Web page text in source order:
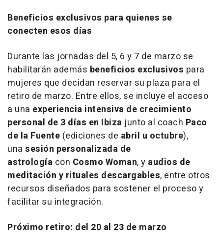
Beneficios exclusivos para quienes se
conecten esos días
Durante las jornadas del 5, 6 y 7 de marzo se
habilitarán además beneficios exclusivos para
mujeres que decidan reservar su plaza para el
retiro de marzo. Entre ellos, se incluye el acceso
a una experiencia intensiva de crecimiento
personal de 3 días en Ibiza junto al coach Paco
de la Fuente (ediciones de abril u octubre),
una sesión personalizada de
astrología con Cosmo Woman, y audios de
meditación y rituales descargables, entre otros
recursos diseñados para sostener el proceso y
facilitar su integración.
Próximo retiro: del 20 al 23 de marzo